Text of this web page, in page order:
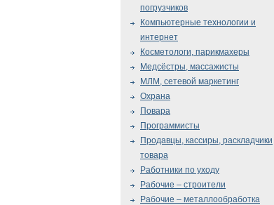
погрузчиков
Компьютерные технологии и
интернет
Косметологи, парикмахеры
Медсёстры, массажисты
МЛМ, сетевой маркетинг
Охрана
Повара
Программисты
Продавцы, кассиры, раскладчики
товара
Работники по уходу
Рабочие – строители
Рабочие – металлообработка